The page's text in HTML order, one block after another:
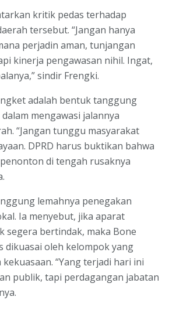
kritik pedas terhadap
tersebut. “Jangan hanya
perjadin aman, tunjangan
kinerja pengawasan nihil. Ingat,
sindir Frengki.
adalah bentuk tanggung
mengawasi jalannya
“Jangan tunggu masyarakat
DPRD harus buktikan bahwa
di tengah rusaknya
lemahnya penegakan
Ia menyebut, jika aparat
segera bertindak, maka Bone
dikuasai oleh kelompok yang
“Yang terjadi hari ini
publik, tapi perdagangan jabatan